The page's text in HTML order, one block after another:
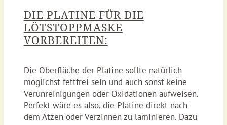
DIE PLATINE FÜR DIE
LÖTSTOPPMASKE
VORBEREITEN:
Die Oberfläche der Platine sollte natürlich
möglichst fettfrei sein und auch sonst keine
Verunreinigungen oder Oxidationen aufweisen.
Perfekt wäre es also, die Platine direkt nach
dem Ätzen oder Verzinnen zu laminieren. Dazu